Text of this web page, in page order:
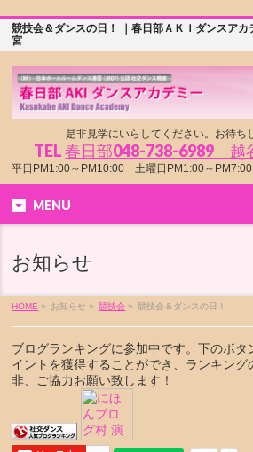
競技会＆ダンスの日！ ｜春日部ＡＫＩダンスア
宮
是非見学にいらしてください。お待ち
TEL春日部048-738-6989 越
平日PM1:00～PM10:00 土曜日PM1:00～
MENU
お知らせ
HOME » お知らせ » 競技会 » 競技会＆ダンスの日！
ブログランキングに参加中です。下のボタ
イントを獲得することができ、ランキング
非、ご協力お願い致します！